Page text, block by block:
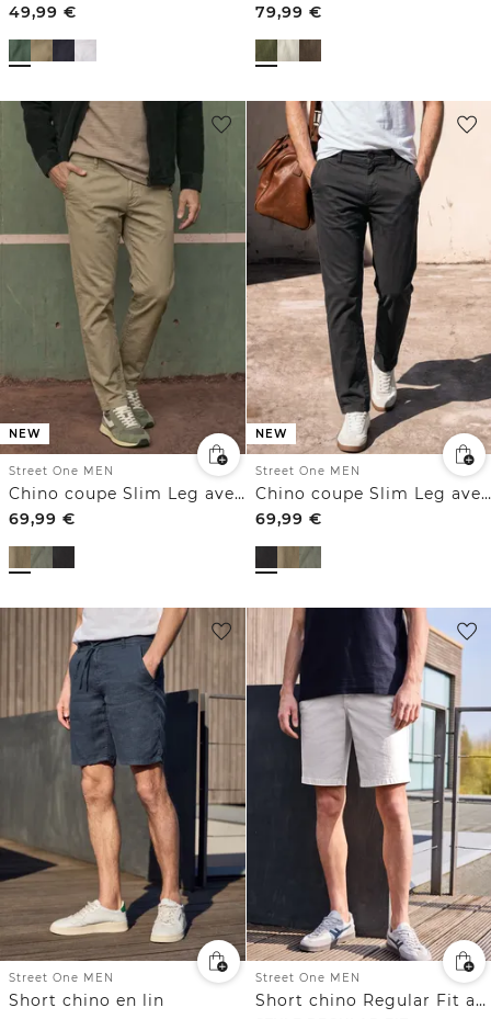
49,99 € 79,99 €
NEW
Street One MEN
Chino coupe Slim Leg avec ceinture élastiquée confortable
69,99 €
NEW
Street One MEN
Chino coupe Slim Leg avec ceinture élastiquée confortable
69,99 €
Street One MEN
Short chino en lin
Street One MEN
Short chino Regular Fit avec poches